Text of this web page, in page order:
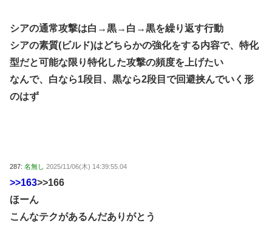
シアの通常攻撃は白→黒→白→黒を繰り返す行動
シアの素質(ビルド)はどちらかの強化をする内容で、特化
型だと可能な限り特化した攻撃の頻度を上げたい
なんで、白なら1段目、黒なら2段目で回避挟んでいく形
のはず
287: 名無し 2025/11/06(木) 14:39:55.04
>>163>>166
ほーん
こんなテクがあるんだありがとう